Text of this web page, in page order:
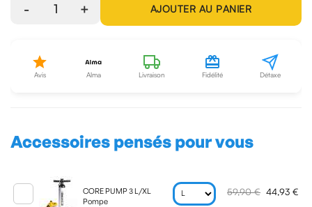
- 1 + AJOUTER AU PANIER
Avis Alma Livraison Fidélité Détaxe
Accessoires pensés pour vous
CORE PUMP 3 L/XL
Pompe
59,90 € 44,93 €